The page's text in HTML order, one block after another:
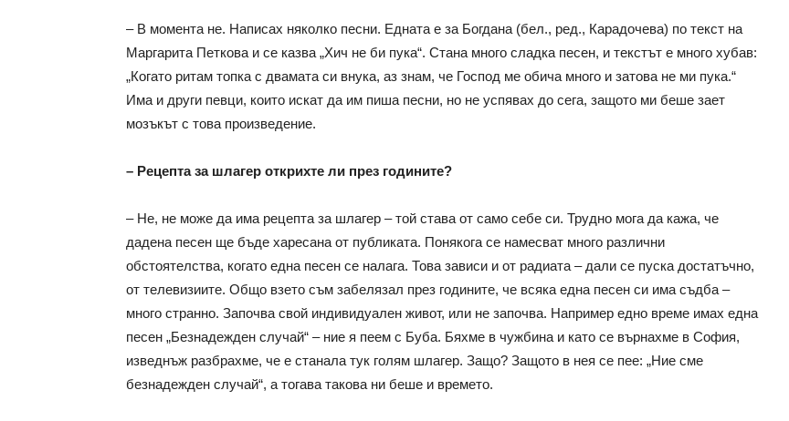
– В момента не. Написах няколко песни. Едната е за Богдана (бел., ред., Карадочева) по текст на
Маргарита Петкова и се казва „Хич не би пука“. Стана много сладка песен, и текстът е много хубав:
„Когато ритам топка с двамата си внука, аз знам, че Господ ме обича много и затова не ми пука.“
Има и други певци, които искат да им пиша песни, но не успявах до сега, защото ми беше зает
мозъкът с това произведение.
– Рецепта за шлагер открихте ли през годините?
– Не, не може да има рецепта за шлагер – той става от само себе си. Трудно мога да кажа, че
дадена песен ще бъде харесана от публиката. Понякога се намесват много различни
обстоятелства, когато една песен се налага. Това зависи и от радиата – дали се пуска достатъчно,
от телевизиите. Общо взето съм забелязал през годините, че всяка една песен си има съдба –
много странно. Започва свой индивидуален живот, или не започва. Например едно време имах една
песен „Безнадежден случай“ – ние я пеем с Буба. Бяхме в чужбина и като се върнахме в София,
изведнъж разбрахме, че е станала тук голям шлагер. Защо? Защото в нея се пее: „Ние сме
безнадежден случай“, а тогава такова ни беше и времето.